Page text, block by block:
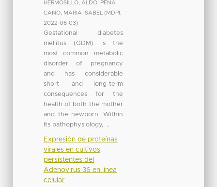
HERMOSILLO, ALDO; PEÑA
CANO, MARIA ISABEL
(MDPI
2022-06-03)
Gestational diabetes
mellitus (GDM) is the
most common metabolic
disorder of pregnancy
and has considerable
short- and long-term
consequences for the
health of both the mother
and the newborn. Within
its pathophysiology, ...
Expresión de proteínas
virales en cultivos
persistentes del
Adenovirus 36 en línea
celular